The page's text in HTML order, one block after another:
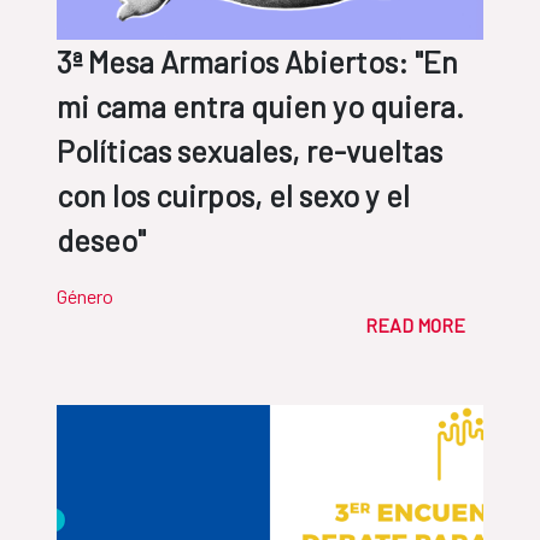
3ª Mesa Armarios Abiertos: "En
mi cama entra quien yo quiera.
Políticas sexuales, re-vueltas
con los cuirpos, el sexo y el
deseo"
Género
READ MORE